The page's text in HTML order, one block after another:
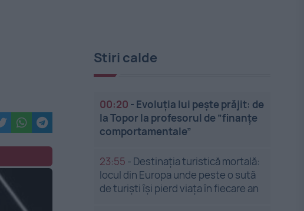
Stiri calde
00:20 - Evoluția lui pește prăjit: de
la Topor la profesorul de ”finanțe
comportamentale”
23:55 - Destinația turistică mortală:
locul din Europa unde peste o sută
de turiști își pierd viața în fiecare an